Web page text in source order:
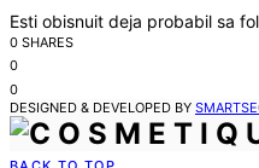
Esti obisnuit deja probabil sa
0 SHARES
0
0
DESIGNED & DEVELOPED BY